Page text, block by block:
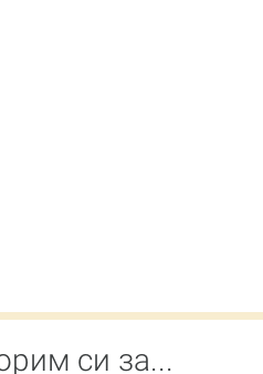
си за...